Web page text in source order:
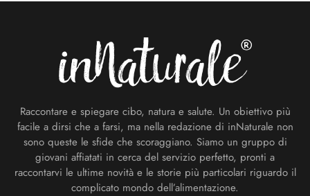
Raccontare e spiegare cibo, natura e salute. Un obiettivo più
facile a dirsi che a farsi, ma nella redazione di inNaturale non
sono queste le sfide che scoraggiano. Siamo un gruppo di
giovani affiatati in cerca del servizio perfetto, pronti a
raccontarvi le ultime novità e le storie più particolari riguardo il
complicato mondo dell’alimentazione.